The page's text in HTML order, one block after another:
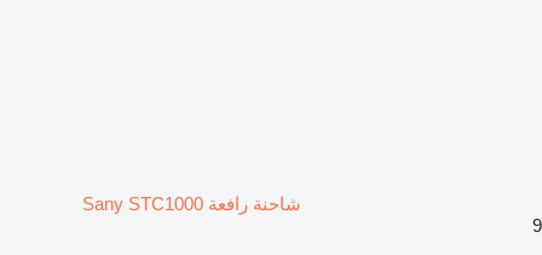
شاحنة رافعة Sany STC1000
9